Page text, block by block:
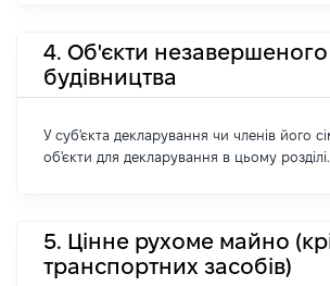
4. Об'єкти незавершеного
будівництва
У суб'єкта декларування чи членів його
об'єкти для декларування в цьому розділі.
5. Цінне рухоме майно
транспортних засобів)